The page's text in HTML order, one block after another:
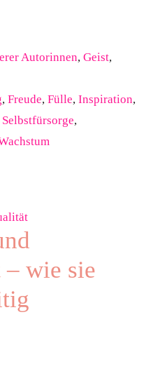
Autorinnen,Geist,
,Freude,Fülle,Inspiration,
Selbstfürsorge,
– wie sie